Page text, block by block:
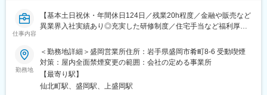
社内携帯をご自宅にお持ち帰りいただき、お電話があった際には
ご対応をいただきます。
■高い成長を続ける安定性
◇7年連続売上増加
経験とノウハウの蓄積により、一人ひとりのお客様の要望に応え
仕事内容
【基本土日祝休・年間休日124日／残業20h程度／金融や販売など
異業界入社実績あり◎充実した研修制度／住宅手当など福利厚生
■業務内容
◇担当エリア内の歯科医院・代理店様へ、歯科医院で使用する診
療台（ユニット）や各種機器の導入を提案・支援していただきま
す。
勤務地
＜勤務地詳細＞盛岡営業所住所：岩手県盛岡市肴町8-6 受動喫煙
対策：屋内全面禁煙変更の範囲：会社の定める事業所
【最寄り駅】
仙北町駅、盛岡駅、上盛岡駅